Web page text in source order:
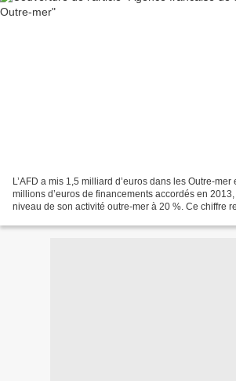
L’AFD a mis 1,5 milliard d’euros dans les Outre-
millions d’euros de financements accordés en 2013,
niveau de son activité outre-mer à 20 %. Ce chiffre